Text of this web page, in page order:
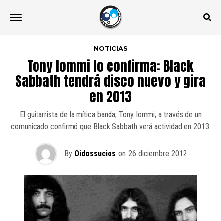
NOTICIAS
Tony Iommi lo confirma: Black
Sabbath tendrá disco nuevo y gira
en 2013
El guitarrista de la mítica banda, Tony Iommi, a través de un
comunicado confirmó que Black Sabbath verá actividad en 2013.
By Oidossucios on 26 diciembre 2012